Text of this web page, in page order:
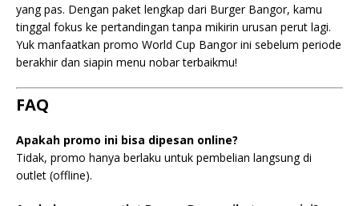
yang pas. Dengan paket lengkap dari Burger Bangor, kamu
tinggal fokus ke pertandingan tanpa mikirin urusan perut lagi.
Yuk manfaatkan promo World Cup Bangor ini sebelum periode
berakhir dan siapin menu nobar terbaikmu!
FAQ
Apakah promo ini bisa dipesan online?
Tidak, promo hanya berlaku untuk pembelian langsung di
outlet (offline).